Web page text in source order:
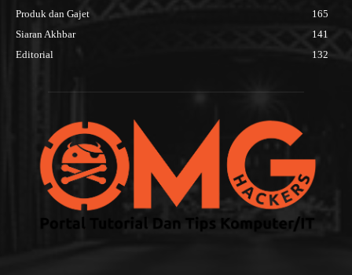
Produk dan Gajet
165
Siaran Akhbar
141
Editorial
132